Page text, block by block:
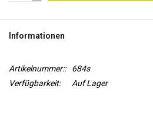
Informationen
Artikelnummer::
684s
Verfügbarkeit:
Auf Lager